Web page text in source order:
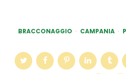
BRACCONAGGIO CAMPANIA